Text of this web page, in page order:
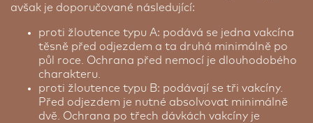
avšak je doporučované následující:
proti žloutence typu A: podává se jedna vakcína
těsně před odjezdem a ta druhá minimálně po
půl roce. Ochrana před nemocí je dlouhodobého
charakteru.
proti žloutence typu B: podávají se tři vakcíny.
Před odjezdem je nutné absolvovat minimálně
dvě. Ochrana po třech dávkách vakcíny je